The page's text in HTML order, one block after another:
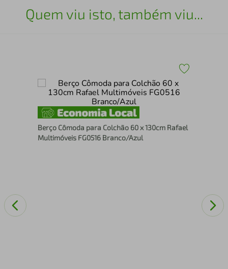
Quem viu isto, também viu...
Berço Cômoda para Colchão 60 x 130cm Rafael
Multimóveis FG0516 Branco/Azul